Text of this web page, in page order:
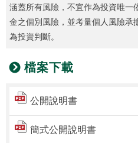
涵蓋所有風險，不宜作為投資唯一
金之個別風險，並考量個人風險承
為投資判斷。
檔案下載
公開說明書
簡式公開說明書